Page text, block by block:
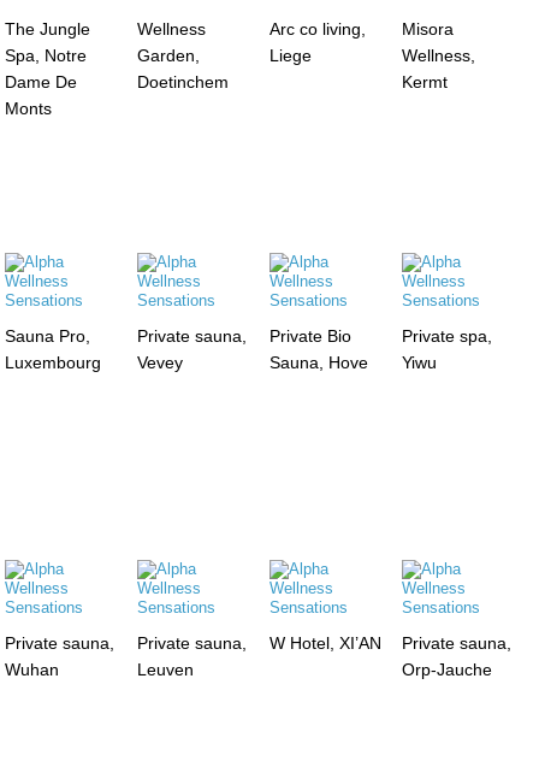
The Jungle
Spa, Notre
Dame De
Monts
Wellness
Garden,
Doetinchem
Arc co living,
Liege
Misora
Wellness,
Kermt
Sauna Pro,
Luxembourg
Private sauna,
Vevey
Private Bio
Sauna, Hove
Private spa,
Yiwu
Private sauna,
Wuhan
Private sauna,
Leuven
W Hotel, XI’AN
Private sauna,
Orp-Jauche